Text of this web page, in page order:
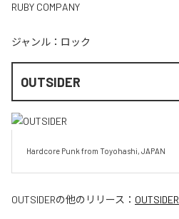
RUBY COMPANY
ジャンル： ロック
OUTSIDER
Hardcore Punk from Toyohashi, JAPAN
OUTSIDERの他のリリース： OUTSIDER